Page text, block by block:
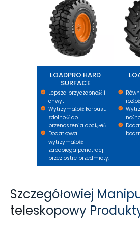
LOADPRO HARD
SURFACE
Lepsza przyczepność i
chwyt
Wytrzymałość korpusu i
zdolność do
przenoszenia obciążeń
Dodatkowa
wytrzymałość
zapobiega penetracji
przez ostre przedmioty.
Szczegółowiej
teleskopowy